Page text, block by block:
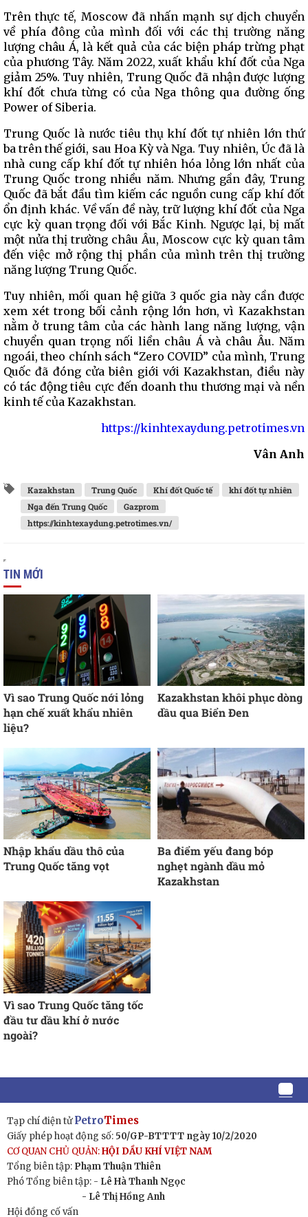
Trên thực tế, Moscow đã nhấn mạnh sự dịch chuyển
về phía đông của mình đối với các thị trường năng
lượng châu Á, là kết quả của các biện pháp trừng phạt
của phương Tây. Năm 2022, xuất khẩu khí đốt của Nga
giảm 25%. Tuy nhiên, Trung Quốc đã nhận được lượng
khí đốt chưa từng có của Nga thông qua đường ống
Power of Siberia.
Trung Quốc là nước tiêu thụ khí đốt tự nhiên lớn thứ
ba trên thế giới, sau Hoa Kỳ và Nga. Tuy nhiên, Úc đã là
nhà cung cấp khí đốt tự nhiên hóa lỏng lớn nhất của
Trung Quốc trong nhiều năm. Nhưng gần đây, Trung
Quốc đã bắt đầu tìm kiếm các nguồn cung cấp khí đốt
ổn định khác. Về vấn đề này, trữ lượng khí đốt của Nga
cực kỳ quan trọng đối với Bắc Kinh. Ngược lại, bị mất
một nửa thị trường châu Âu, Moscow cực kỳ quan tâm
đến việc mở rộng thị phần của mình trên thị trường
năng lượng Trung Quốc.
Tuy nhiên, mối quan hệ giữa 3 quốc gia này cần được
xem xét trong bối cảnh rộng lớn hơn, vì Kazakhstan
nằm ở trung tâm của các hành lang năng lượng, vận
chuyển quan trọng nối liền châu Á và châu Âu. Năm
ngoái, theo chính sách “Zero COVID” của mình, Trung
Quốc đã đóng cửa biên giới với Kazakhstan, điều này
có tác động tiêu cực đến doanh thu thương mại và nền
kinh tế của Kazakhstan.
https://kinhtexaydung.petrotimes.vn
Vân Anh
Kazakhstan Trung Quốc Khí đốt Quốc tế
khí đốt tự nhiên
Nga đến Trung Quốc
Gazprom
https://kinhtexaydung.petrotimes.vn/
TIN MỚI
Vì sao Trung Quốc nới lỏng
hạn chế xuất khẩu nhiên
liệu?
Kazakhstan khôi phục dòng
dầu qua Biển Đen
Nhập khẩu dầu thô của
Trung Quốc tăng vọt
Ba điểm yếu đang bóp
nghẹt ngành dầu mỏ
Kazakhstan
Vì sao Trung Quốc tăng tốc
đầu tư dầu khí ở nước
ngoài?
Tạp chí điện tửPetroTimes
Giấy phép hoạt động số: 50/GP-BTTTT ngày 10/2/2020
CƠ QUAN CHỦ QUẢN:HỘI DẦU KHÍ VIỆT NAM
Tổng biên tập: Phạm Thuận Thiên
Phó Tổng biên tập: - Lê Hà Thanh Ngọc
- Lê Thị Hồng Anh
Hội đồng cố vấn